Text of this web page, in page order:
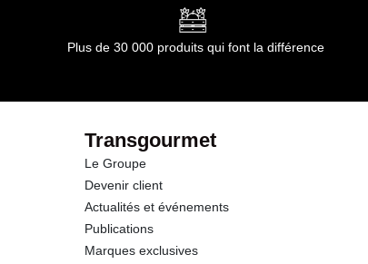
Plus de 30 000 produits qui font la différence
Transgourmet
Le Groupe
Devenir client
Actualités et événements
Publications
Marques exclusives